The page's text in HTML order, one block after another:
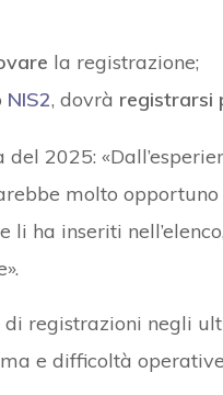
la registrazione;
NIS2, dovrà registrarsi
2025:
molto opportuno
ha inseriti
registrazioni negli
e difficoltà